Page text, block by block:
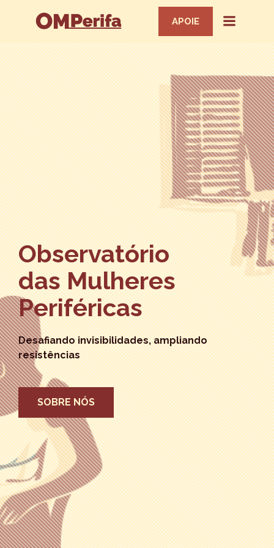
APOIE
Observatório
das Mulheres
Periféricas
Desafiando invisibilidades, ampliando
resistências
SOBRE NÓS